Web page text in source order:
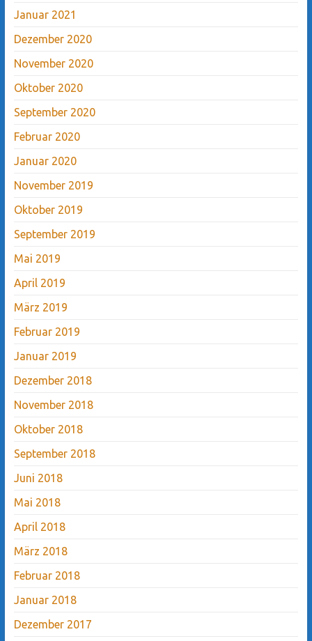
Januar 2021
Dezember 2020
November 2020
Oktober 2020
September 2020
Februar 2020
Januar 2020
November 2019
Oktober 2019
September 2019
Mai 2019
April 2019
März 2019
Februar 2019
Januar 2019
Dezember 2018
November 2018
Oktober 2018
September 2018
Juni 2018
Mai 2018
April 2018
März 2018
Februar 2018
Januar 2018
Dezember 2017